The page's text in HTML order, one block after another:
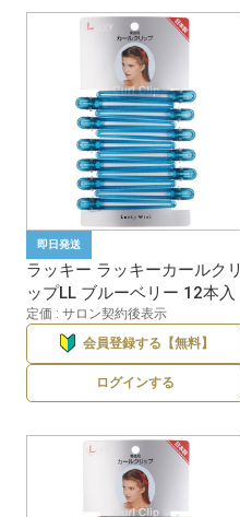
即日発送
ラッキー ラッキーカールクリ
ップLL ブルーベリー 12本入
定価 : サロン契約後表示
会員登録する【無料】
ログインする